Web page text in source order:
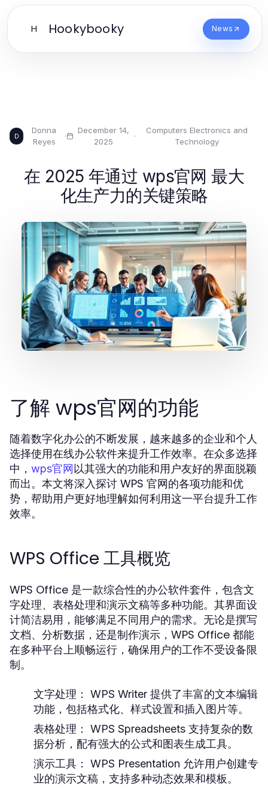
H Hookybooky News
D
Donna
Reyes
·
December 14,
2025
·
Computers Electronics and
Technology
在 2025 年通过 wps官网 最大
化生产力的关键策略
了解 wps官网的功能
随着数字化办公的不断发展，越来越多的企业和个人
选择使用在线办公软件来提升工作效率。在众多选择
中， wps官网以其强大的功能和用户友好的界面脱颖
而出。本文将深入探讨 WPS 官网的各项功能和优
势，帮助用户更好地理解如何利用这一平台提升工作
效率。
WPS Office 工具概览
WPS Office 是一款综合性的办公软件套件，包含文
字处理、表格处理和演示文稿等多种功能。其界面设
计简洁易用，能够满足不同用户的需求。无论是撰写
文档、分析数据，还是制作演示，WPS Office 都能
在多种平台上顺畅运行，确保用户的工作不受设备限
制。
文字处理：
WPS Writer 提供了丰富的文本编辑
功能，包括格式化、样式设置和插入图片等。
表格处理：
WPS Spreadsheets 支持复杂的数
据分析，配有强大的公式和图表生成工具。
演示工具：
WPS Presentation 允许用户创建专
业的演示文稿，支持多种动态效果和模板。